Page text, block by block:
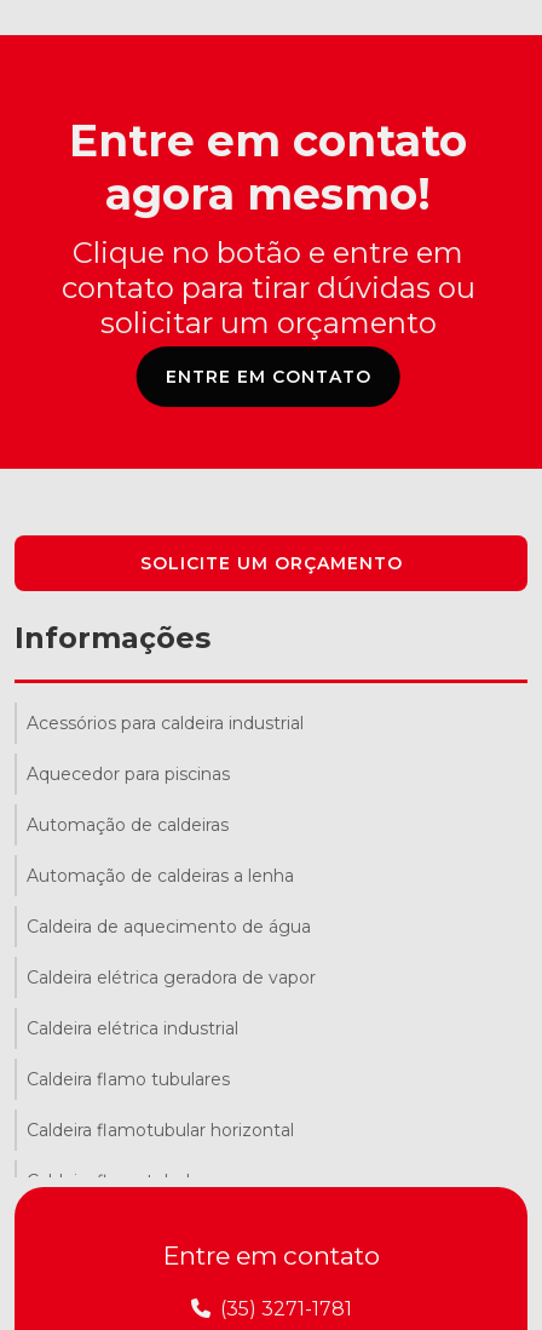
Entre em contato
agora mesmo!
Clique no botão e entre em
contato para tirar dúvidas ou
solicitar um orçamento
ENTRE EM CONTATO
SOLICITE UM ORÇAMENTO
Informações
Acessórios para caldeira industrial
Aquecedor para piscinas
Automação de caldeiras
Automação de caldeiras a lenha
Caldeira de aquecimento de água
Caldeira elétrica geradora de vapor
Caldeira elétrica industrial
Caldeira flamo tubulares
Caldeira flamotubular horizontal
Caldeira flamotubular preço
Entre em contato
(35) 3271-1781